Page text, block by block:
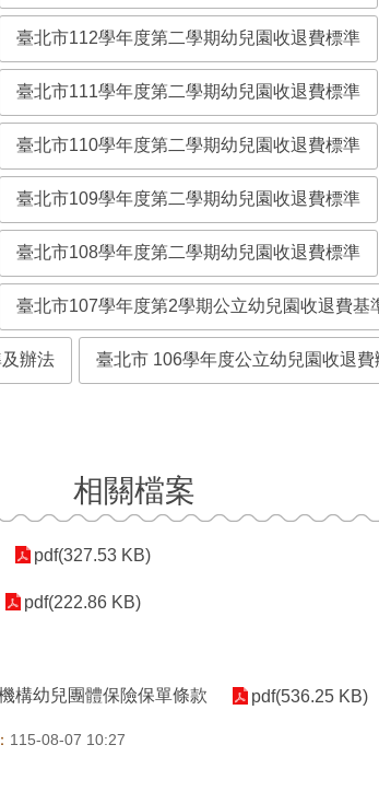
臺北市112學年度第二學期幼兒園收退費標準
臺北市111學年度第二學期幼兒園收退費標準
臺北市110學年度第二學期幼兒園收退費標準
臺北市109學年度第二學期幼兒園收退費標準
臺北市108學年度第二學期幼兒園收退費標準
臺北市107學年度第2學期公立幼兒園收退費基
辦法 臺北市 106學年度公立幼兒園收退費
相關檔案
pdf(327.53 KB)
pdf(222.86 KB)
構幼兒團體保險保單條款 pdf(536.25 KB)
115-08-07 10:27